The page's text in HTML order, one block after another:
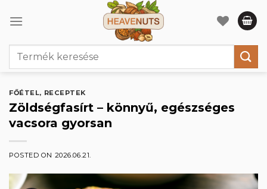
Keresés
FŐÉTEL, RECEPTEK
Zöldségfasírt – könnyű, egészséges
vacsora gyorsan
POSTED ON 2026.06.21.